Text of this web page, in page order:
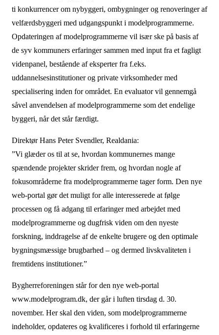
ti konkurrencer om nybyggeri, ombygninger og renoveringer af
velfærdsbyggeri med udgangspunkt i modelprogrammerne.
Opdateringen af modelprogrammerne vil især ske på basis af
de syv kommuners erfaringer sammen med input fra et fagligt
videnpanel, bestående af eksperter fra f.eks.
uddannelsesinstitutioner og private virksomheder med
specialisering inden for området. En evaluator vil gennemgå
såvel anvendelsen af modelprogrammerne som det endelige
byggeri, når det står færdigt.
Direktør Hans Peter Svendler, Realdania:
”Vi glæder os til at se, hvordan kommunernes mange
spændende projekter skrider frem, og hvordan nogle af
fokusområderne fra modelprogrammerne tager form. Den nye
web-portal gør det muligt for alle interesserede at følge
processen og få adgang til erfaringer med arbejdet med
modelprogrammerne og dugfrisk viden om den nyeste
forskning, inddragelse af de enkelte brugere og den optimale
bygningsmæssige brugbarhed – og dermed livskvaliteten i
fremtidens institutioner.”
Bygherreforeningen står for den nye web-portal
www.modelprogram.dk, der går i luften tirsdag d. 30.
november. Her skal den viden, som modelprogrammerne
indeholder, opdateres og kvalificeres i forhold til erfaringerne